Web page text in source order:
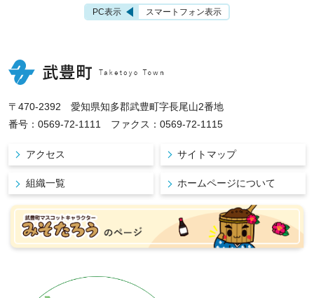
PC表示 スマートフォン表示
〒470-2392 愛知県知多郡武豊町字長尾山2番地
番号：0569-72-1111 ファクス：0569-72-1115
アクセス サイトマップ
組織一覧 ホームページについて